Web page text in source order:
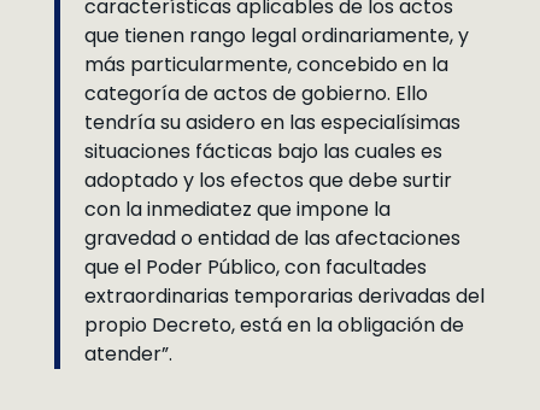
características aplicables de los actos
que tienen rango legal ordinariamente, y
más particularmente, concebido en la
categoría de actos de gobierno. Ello
tendría su asidero en las especialísimas
situaciones fácticas bajo las cuales es
adoptado y los efectos que debe surtir
con la inmediatez que impone la
gravedad o entidad de las afectaciones
que el Poder Público, con facultades
extraordinarias temporarias derivadas del
propio Decreto, está en la obligación de
atender”.